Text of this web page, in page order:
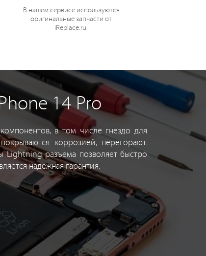
В нашем сервисе используются
оригинальные запчасти от
iReplace.ru.
14 Pro
в том числе гнездо для
коррозией, перегорают.
Lightning разъема позволяет быстро
надежная гарантия.